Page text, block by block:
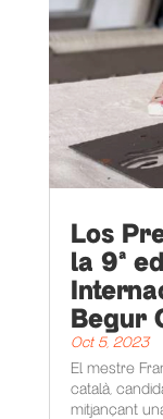
Los
la 9ª
Begur
Oct 5, 2023
El mestre
català,
mitjançant